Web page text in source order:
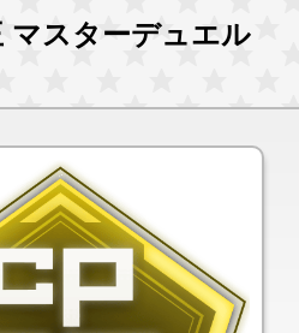
マスターデュエル